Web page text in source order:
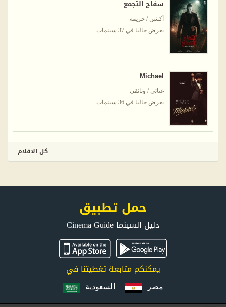
سفاح التجمع
أكشن / جريمة
يعرض حاليا في 37 سينمات
Michael
غنائي / وثائقي
يعرض حاليا في 36 سينمات
كل الافلام
حمل تطبيق
دليل السينما Cinema Guide
يمكنكم متابعة تغطيتنا في
مصر السعودية